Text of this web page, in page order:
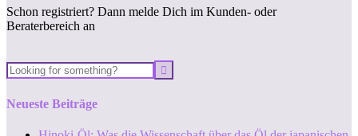
Schon registriert? Dann melde Dich im Kunden- oder
Beraterbereich an
Neueste Beiträge